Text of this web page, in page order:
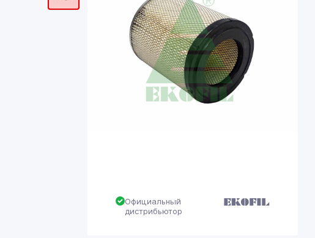
Официальный
дистрибьютор